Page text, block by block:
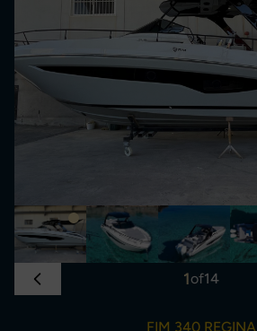
1of14
FIM 340 REGINA